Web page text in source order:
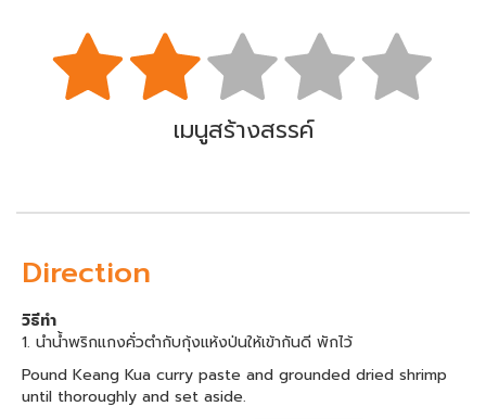
เมนูสร้างสรรค์
Direction
วิธีทำ
1. นำน้ำพริกแกงคั่วตำกับกุ้งแห้งป่นให้เข้ากันดี พักไว้
Pound Keang Kua curry paste and grounded dried shrimp
until thoroughly and set aside.